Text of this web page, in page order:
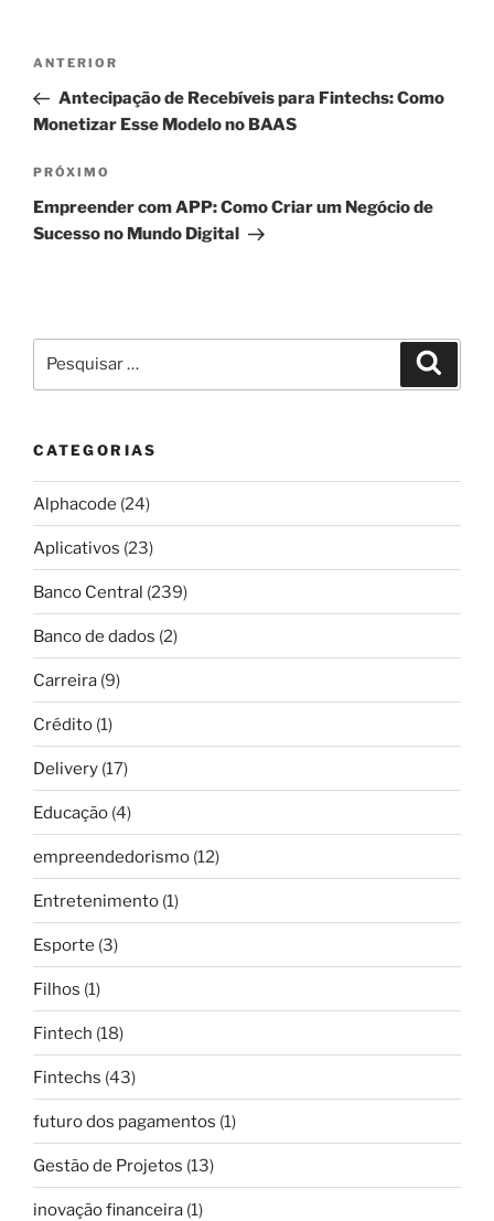
Navegação
Post
Post
anterior
ANTERIOR
Antecipação de Recebíveis para Fintechs: Como
Monetizar Esse Modelo no BAAS
Próximo
post
PRÓXIMO
Empreender com APP: Como Criar um Negócio de
Sucesso no Mundo Digital
por:
CATEGORIAS
Alphacode (24)
Aplicativos (23)
Banco Central (239)
Banco de dados (2)
Carreira (9)
Crédito (1)
Delivery (17)
Educação (4)
empreendedorismo (12)
Entretenimento (1)
Esporte (3)
Filhos (1)
Fintech (18)
Fintechs (43)
futuro dos pagamentos (1)
Gestão de Projetos (13)
inovação financeira (1)